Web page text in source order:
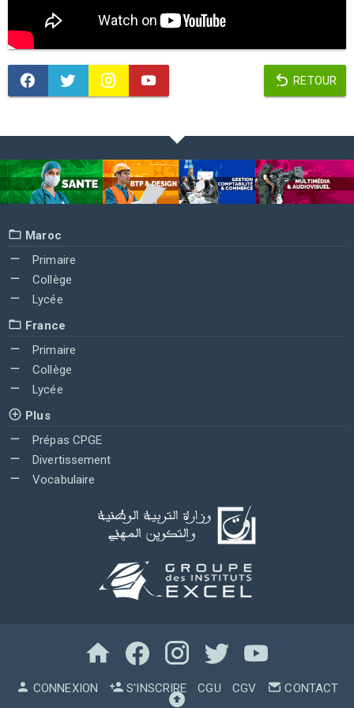
RETOUR
Maroc
Primaire
Collège
Lycée
France
Primaire
Collège
Lycée
Plus
Prépas CPGE
Divertissement
Vocabulaire
CONNEXION S'INSCRIRE CGU CGV CONTACT